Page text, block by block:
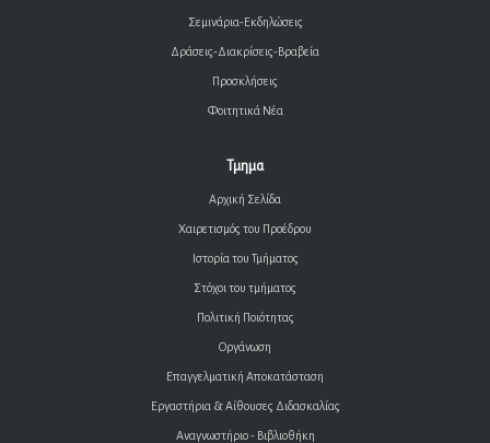
Σεμινάρια-Εκδηλώσεις
Δράσεις-Διακρίσεις-Βραβεία
Προσκλήσεις
Φοιτητικά Νέα
Τμημα
Αρχική Σελίδα
Χαιρετισμός του Προέδρου
Ιστορία του Τμήματος
Στόχοι του τμήματος
Πολιτική Ποιότητας
Οργάνωση
Επαγγελματική Αποκατάσταση
Εργαστήρια & Αίθουσες Διδασκαλίας
Αναγνωστήριο - Βιβλιοθήκη